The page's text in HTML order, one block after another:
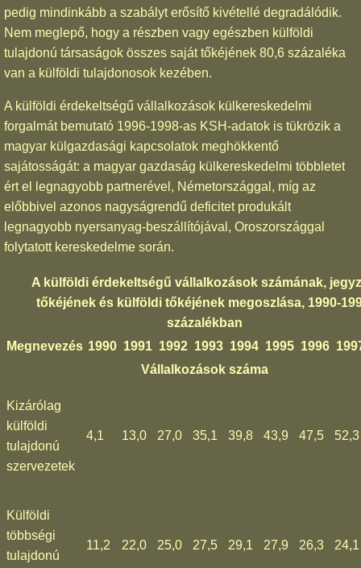
pedig mindinkább a szabályt erősítő kivétellé degradálódik.
Nem meglepő, hogy a részben vagy egészben külföldi
tulajdonú társaságok összes saját tőkéjének 80,6 százaléka
van a külföldi tulajdonosok kezében.
A külföldi érdekeltségű vállalkozások külkereskedelmi
forgalmát bemutató 1996-1998-as KSH-adatok is tükrözik a
magyar külgazdasági kapcsolatok meghökkentő
sajátosságát: a magyar gazdaság külkereskedelmi többletet
ért el legnagyobb partnerével, Németországgal, míg az
előbbivel azonos nagyságrendű deficitet produkált
legnagyobb nyersanyag-beszállítójával, Oroszországgal
folytatott kereskedelme során.
A külföldi érdekeltségű vállalkozások számának,
tőkéjének és külföldi tőkéjének megoszlása, 1990-
százalékban
Megnevezés 1990 1991 1992 1993 1994 1995 1996
Vállalkozások száma
Kizárólag
külföldi
tulajdonú
szervezetek
4,1 13,0 27,0 35,1 39,8 43,9 47,5 52,3
Külföldi
többségi
tulajdonú
11,2 22,0 25,0 27,5 29,1 27,9 26,3 24,1